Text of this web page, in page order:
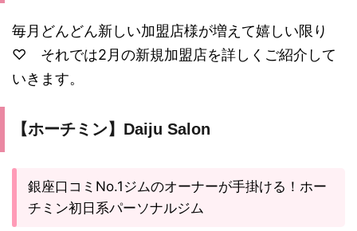
毎月どんどん新しい加盟店様が増えて嬉しい限り
♡ それでは2月の新規加盟店を詳しくご紹介して
いきます。
【ホーチミン】Daiju Salon
銀座口コミNo.1ジムのオーナーが手掛ける！ホー
チミン初日系パーソナルジム